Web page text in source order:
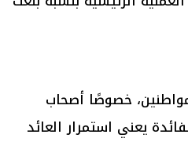
خصوصًا أصحاب
يعني استمرار العائد